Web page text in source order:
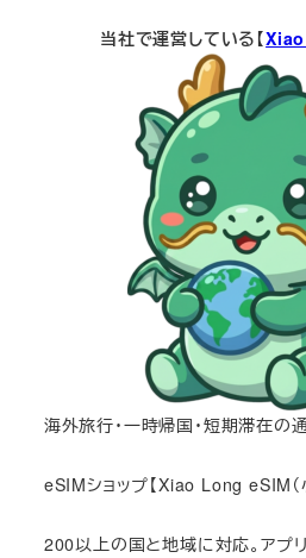
当社で運営している【
海外旅行・一時帰国・短期滞在の
eSIMショップ【Xiao Long eSIM（
200以上の国と地域に対応。アプ